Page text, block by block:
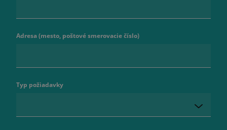
Adresa (mesto, poštové smerovacie číslo)
Typ požiadavky